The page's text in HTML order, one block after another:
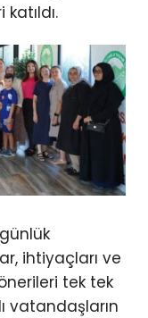
ihtiyaçları ve
tek tek
vatandaşların